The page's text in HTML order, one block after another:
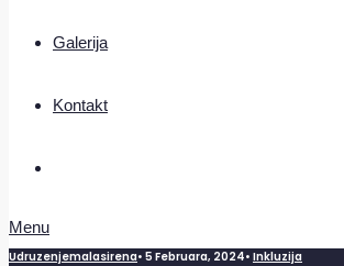
Galerija
Kontakt
Menu
Udruzenjemalasirena• 5 Februara, 2024• Inkluzija